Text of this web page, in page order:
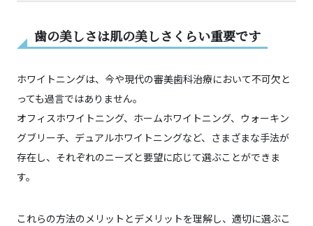
歯の美しさは肌の美しさくらい重要です
ホワイトニングは、今や現代の審美歯科治療において不可欠と
っても過言ではありません。
オフィスホワイトニング、ホームホワイトニング、ウォーキン
グブリーチ、デュアルホワイトニングなど、さまざまな手法が
存在し、それぞれのニーズと要望に応じて選ぶことができま
す。
これらの方法のメリットとデメリットを理解し、適切に選ぶこ